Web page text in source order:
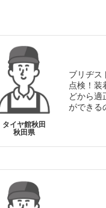
タイヤ館秋田
秋田県
ブリヂス
点検！装
どから適
ができる